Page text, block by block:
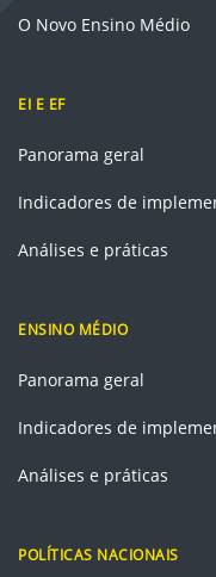
O Novo Ensino Médio
EI E EF
Panorama geral
Indicadores de
Análises e práticas
ENSINO MÉDIO
Panorama geral
Indicadores de
Análises e práticas
POLÍTICAS NACIONAIS